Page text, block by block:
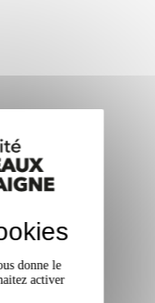
donne le
activer